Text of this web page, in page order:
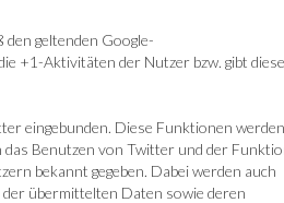
geltenden Google-
+1-Aktivitäten der Nutzer bzw. gibt diese
eingebunden. Diese Funktionen werden
das Benutzen von Twitter und der
bekannt gegeben. Dabei werden auch
übermittelten Daten sowie deren